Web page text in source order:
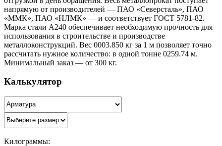
напрямую от производителей — ПАО «Северсталь», ПАО
«ММК», ПАО «НЛМК» — и соответствует ГОСТ 5781-82.
Марка стали А240 обеспечивает необходимую прочность для
использования в строительстве и производстве
металлоконструкций. Вес 0003.850 кг за 1 м позволяет точно
рассчитать нужное количество: в одной тонне 0259.74 м.
Минимальный заказ — от 300 кг.
Калькулятор
Килограммы: